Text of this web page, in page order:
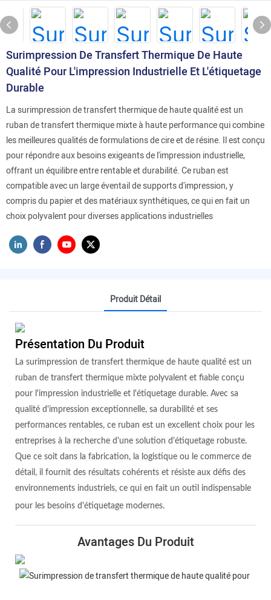
Surimpression De Transfert Thermique De Haute
Qualité Pour L'impression Industrielle Et L'étiquetage
Durable
La surimpression de transfert thermique de haute qualité est un
ruban de transfert thermique mixte à haute performance qui combine
les meilleures qualités de formulations de cire et de résine. Il est conçu
pour répondre aux besoins exigeants de l'impression industrielle,
offrant un équilibre entre rentable et durabilité. Ce ruban est
compatible avec un large éventail de supports d'impression, y
compris du papier et des matériaux synthétiques, ce qui en fait un
choix polyvalent pour diverses applications industrielles
Produit Détail
Présentation Du Produit
La surimpression de transfert thermique de haute qualité est un
ruban de transfert thermique mixte polyvalent et fiable conçu
pour l'impression industrielle et l'étiquetage durable. Avec sa
qualité d'impression exceptionnelle, sa durabilité et ses
performances rentables, ce ruban est un excellent choix pour les
entreprises à la recherche d'une solution d'étiquetage robuste.
Que ce soit dans la fabrication, la logistique ou le commerce de
détail, il fournit des résultats cohérents et résiste aux défis des
environnements industriels, ce qui en fait un outil indispensable
pour les besoins d'étiquetage modernes.
Avantages Du Produit